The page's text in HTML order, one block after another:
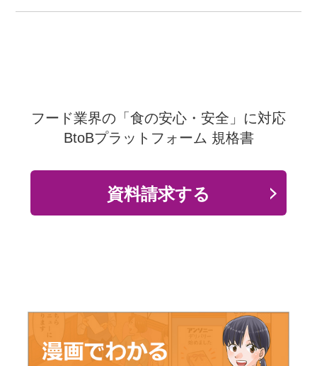
フード業界の「食の安心・安全」に対応
BtoBプラットフォーム 規格書
資料請求する